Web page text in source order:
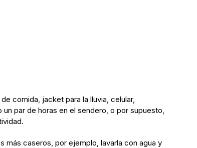
comida, jacket para la lluvia, celular,
par de horas en el sendero, o por supuesto,
más caseros, por ejemplo, lavarla con agua y